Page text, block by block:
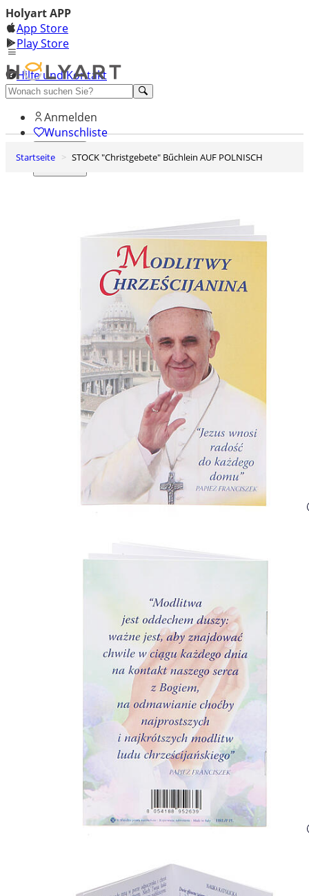
Holyart APP
App Store
Play Store
Hilfe und Kontakt
Entdecken Sie Premium
Anmelden
Wunschliste
0
Startseite STOCK "Christgebete" Bűchlein AUF POLNISCH